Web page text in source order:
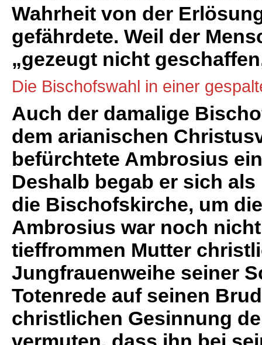
Wahrheit von der
gefährdete. Weil der
„gezeugt nicht
Die Bischofswahl in einer
Auch der damalige
dem arianischen
befürchtete Ambrosius
Deshalb begab er sich
die Bischofskirche, um
Ambrosius war noch
tieffrommen Mutter
Jungfrauenweihe seiner
Totenrede auf seinen
christlichen Gesinnung